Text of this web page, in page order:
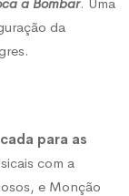
da
para as
com a
e Monção